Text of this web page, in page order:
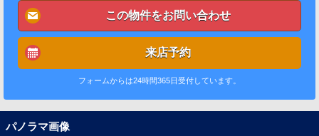
この物件をお問い合わせ
来店予約
フォームからは24時間365日受付しています。
パノラマ画像